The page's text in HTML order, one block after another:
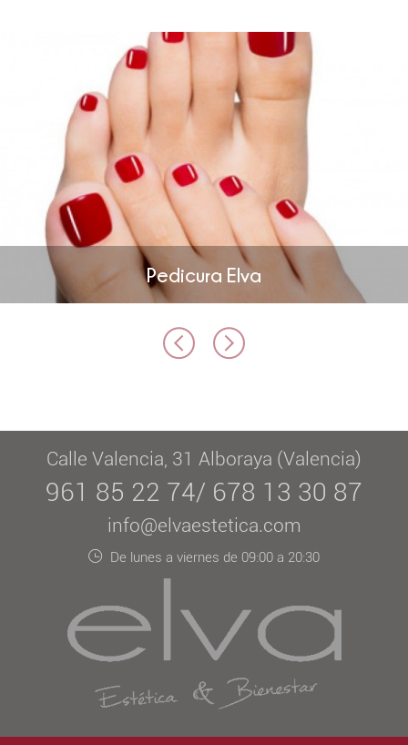
Pedicura Elva
Calle Valencia, 31 Alboraya (Valencia)
961 85 22 74/ 678 13 30 87
info@elvaestetica.com
De lunes a viernes de 09:00 a 20:30